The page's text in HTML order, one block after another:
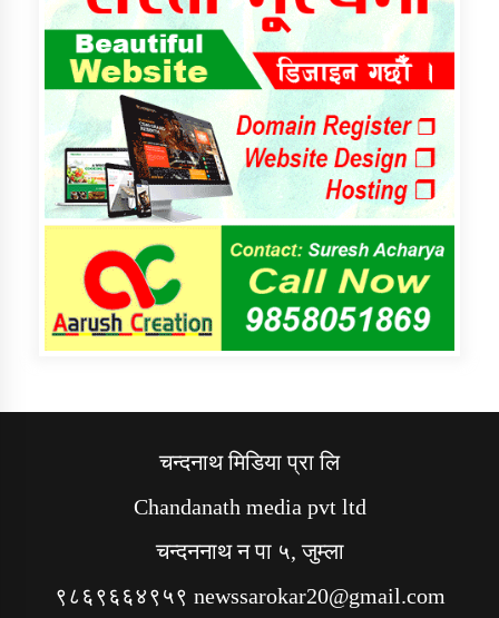
चन्दनाथ मिडिया प्रा लि
Chandanath media pvt ltd
चन्दननाथ न पा ५, जुम्ला
९८६९६६४९५९ newssarokar20@gmail.com